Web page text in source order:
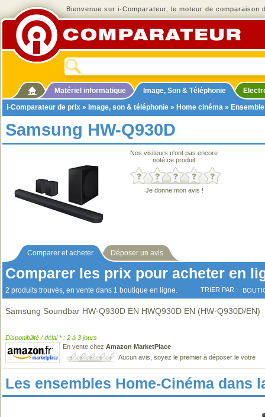
Bienvenue sur i-Comparateur, le moteur de comparaison
Matériel informatique Image, Son & Téléphonie
i-Comparateur de prix » Image, son & téléphonie » Home cinéma »
Samsung HW-Q930D
Nos visiteurs n'ont pas encore
noté ce produit
Je donne mon avis !
Comparer et acheter Déposer un avis
Comparer les prix pour acheter en
2 produits trouvés, en vente dans 1 boutique en ligne. TRIER PAR :
Samsung Soundbar HW-Q930D EN HWQ930D EN (HW-Q930D/EN)
Disponibilité / délai * : 2 à 3 jours
En vente chez Amazon MarketPlace
Aucun avis, soyez le premier à déposer le votre
Les ensembles Home-Cinéma dans